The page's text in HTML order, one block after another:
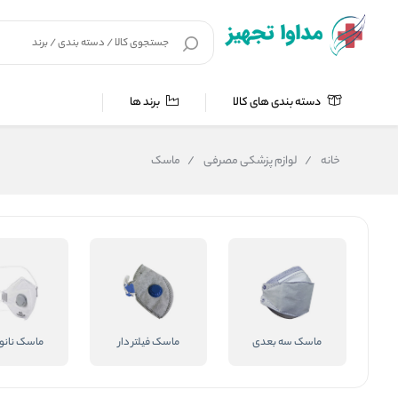
دسته بندی های کالا برند ها
خانه / لوازم پزشکی مصرفی / ماسک
ماسک سه بعدی ماسک فیلتر دار ماسک